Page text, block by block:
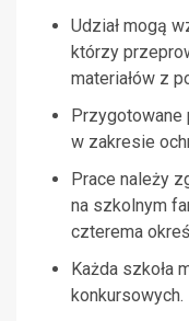
Udział mogą
którzy
materiałów z
Przygotowane
w zakresie
Prace należy
na szkolnym
czterema
Każda szkoła
konkursowych.